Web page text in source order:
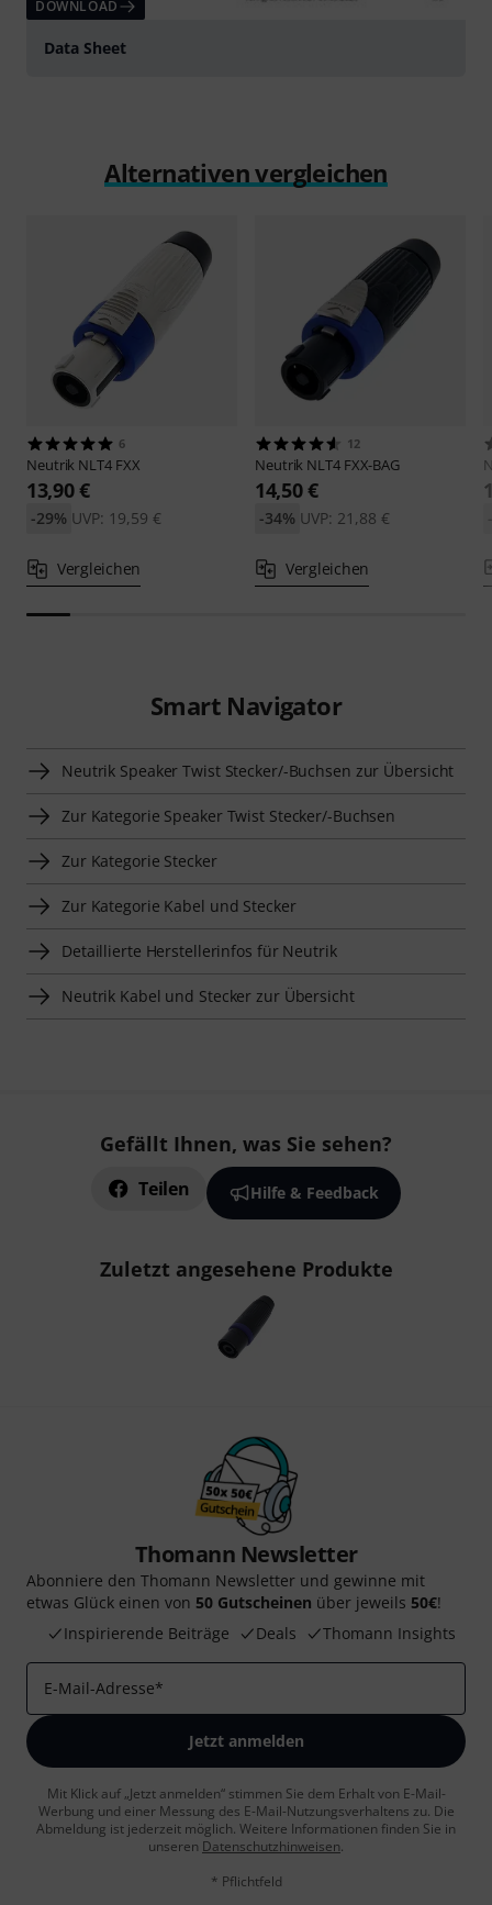
DOWNLOAD
Data Sheet
Alternativen vergleichen
6
Neutrik NLT4 FXX
13,90 €
UVP: 19,59 €
-29%
Vergleichen
12
Neutrik NLT4 FXX-BAG
14,50 €
UVP: 21,88 €
-34%
Vergleichen
Smart Navigator
Neutrik Speaker Twist Stecker/-Buchsen zur Übersicht
Zur Kategorie Speaker Twist Stecker/-Buchsen
Zur Kategorie Stecker
Zur Kategorie Kabel und Stecker
Detaillierte Herstellerinfos für Neutrik
Neutrik Kabel und Stecker zur Übersicht
Gefällt Ihnen, was Sie sehen?
Teilen Hilfe & Feedback
Zuletzt angesehene Produkte
Thomann Newsletter
Abonniere den Thomann Newsletter und gewinne mit
etwas Glück einen von 50 Gutscheinen über jeweils 50€!
Inspirierende Beiträge
Deals Thomann Insights
E-Mail-Adresse*
Jetzt anmelden
Mit Klick auf „Jetzt anmelden“ stimmen Sie dem Erhalt von E-Mail-
Werbung und einer Messung des E-Mail-Nutzungsverhaltens zu. Die
Abmeldung ist jederzeit möglich. Weitere Informationen finden Sie in
unseren Datenschutzhinweisen.
* Pflichtfeld